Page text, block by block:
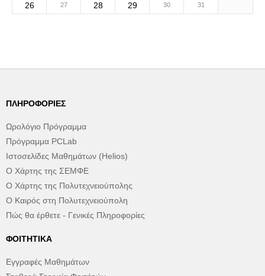
26 27 28 29 30 31
ΠΛΗΡΟΦΟΡΊΕΣ
Ωρολόγιο Πρόγραμμα
Πρόγραμμα PCLab
Ιστοσελίδες Μαθημάτων (Helios)
Ο Χάρτης της ΣΕΜΦΕ
Ο Χάρτης της Πολυτεχνειούπολης
Ο Καιρός στη Πολυτεχνειούπολη
Πώς θα έρθετε - Γενικές Πληροφορίες
ΦΟΙΤΗΤΙΚΆ
Εγγραφές Μαθημάτων